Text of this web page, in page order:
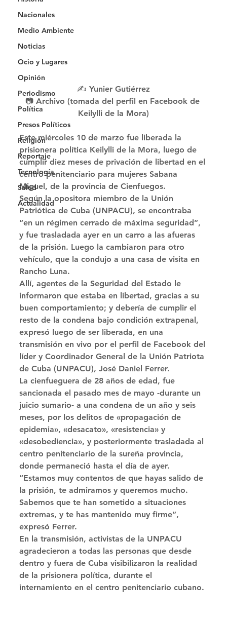
Nacionales
Medio Ambiente
Noticias
Ocio y Lugares
Opinión
Periodismo
Política
Presos Políticos
Religión
Reportaje
Tecnología
Salud
Actualidad
✍️ Yunier Gutiérrez
📷 Archivo (tomada del perfil en Facebook de
Keilylli de la Mora)
Este miércoles 10 de marzo fue liberada la
prisionera política Keilylli de la Mora, luego de
cumplir diez meses de privación de libertad en el
centro penitenciario para mujeres Sabana
Miguel, de la provincia de Cienfuegos.
Según la opositora miembro de la Unión
Patriótica de Cuba (UNPACU), se encontraba
“en un régimen cerrado de máxima seguridad”,
y fue trasladada ayer en un carro a las afueras
de la prisión. Luego la cambiaron para otro
vehículo, que la condujo a una casa de visita en
Rancho Luna.
Allí, agentes de la Seguridad del Estado le
informaron que estaba en libertad, gracias a su
buen comportamiento; y debería de cumplir el
resto de la condena bajo condición extrapenal,
expresó luego de ser liberada, en una
transmisión en vivo por el perfil de Facebook del
líder y Coordinador General de la Unión Patriota
de Cuba (UNPACU), José Daniel Ferrer.
La cienfueguera de 28 años de edad, fue
sancionada el pasado mes de mayo -durante un
juicio sumario- a una condena de un año y seis
meses, por los delitos de «propagación de
epidemia», «desacato», «resistencia» y
«desobediencia», y posteriormente trasladada al
centro penitenciario de la sureña provincia,
donde permaneció hasta el día de ayer.
“Estamos muy contentos de que hayas salido de
la prisión, te admiramos y queremos mucho.
Sabemos que te han sometido a situaciones
extremas, y te has mantenido muy firme”,
expresó Ferrer.
En la transmisión, activistas de la UNPACU
agradecieron a todas las personas que desde
dentro y fuera de Cuba visibilizaron la realidad
de la prisionera política, durante el
internamiento en el centro penitenciario cubano.